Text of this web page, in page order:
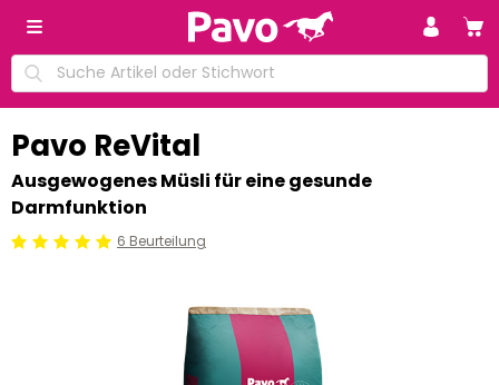
Pavo ReVital
Ausgewogenes Müsli für eine gesunde
Darmfunktion
Beoordeling: 5/5 6 Beurteilung